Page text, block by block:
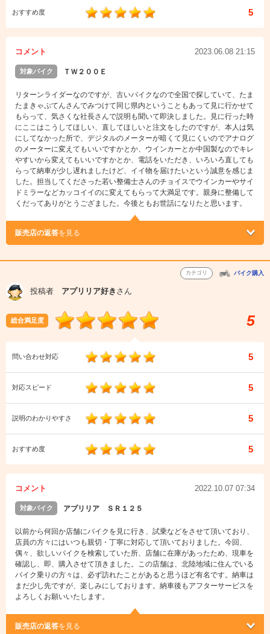
おすすめ度 5
コメント 2023.06.08 21:15
対象バイク ＴＷ２００Ｅ
リターンライダーなのですが、古いバイクなので全国で探していて、たま
たまきゃぷてんさんでみつけて同じ県内ということもあって見に行かせて
もらって、気さくな社長さんで説明も聞いて即決しました。見に行った時
にここはこうしてほしい、直してほしいと注文をしたのですが、本人は気
にしてなかった所で、デジタルのメーターが暗くて見にくいのでアナログ
のメーターに変えてもいいですかとか、ウインカーとか中国製なのでキレ
やすいから変えてもいいですかとか、電話をいただき、いろいろ直しても
らって納車が少し遅れましたけど、イイ物を届けたいという誠意を感じま
した。担当してくださった若い整備士さんのチョイスでウインカーやサイ
ドミラーなどカッコイイのに変えてもらって大満足です。親身に整備して
くだってありがとうござました。今後ともお世話になりたと思います。
販売店の返答を見る
カテゴリ バイク購入
投稿者 アプリリア好き さん
総合満足度 5
問い合わせ対応 5
対応スピード 5
説明のわかりやすさ 5
おすすめ度 5
コメント 2022.10.07 07:34
対象バイク アプリリア ＳＲ１２５
以前から何回か店舗にバイクを見に行き、試乗などをさせて頂いており、
店員の方々にはいつも親切・丁寧に対応して頂いておりました。今回、
偶々、欲しいバイクを検索していた所、店舗に在庫があったため、現車を
確認し、即、購入させて頂きました。この店舗は、北陸地域に住んでいる
バイク乗りの方々は、必ず訪れたことがあると思うほど有名です。納車は
まだ少し先ですが、楽しみにしております。納車後もアフターサービスを
よろしくお願いいたします。
販売店の返答を見る